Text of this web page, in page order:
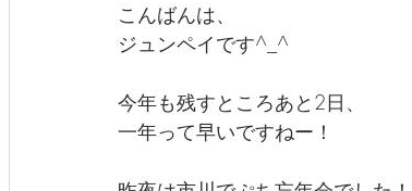
こんばんは、
ジュンペイです^_^
今年も残すところあと2日、
一年って早いですねー！